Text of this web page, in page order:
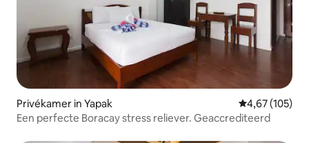
Privékamer in Yapak Gemiddelde
4,67 (105)
Een perfecte Boracay stress reliever. Geaccrediteerd